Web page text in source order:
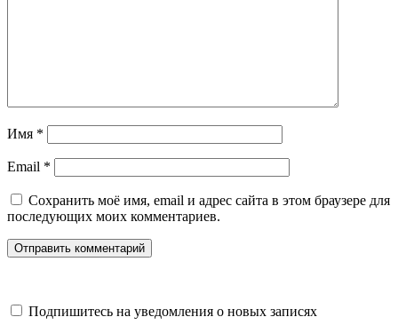
Имя *
Email *
Сохранить моё имя, email и адрес сайта в этом браузере для
последующих моих комментариев.
Подпишитесь на уведомления о новых записях